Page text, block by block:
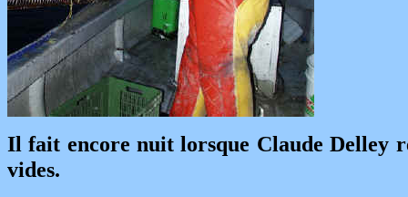
Il fait encore nuit lorsque Claude Delley
vides.